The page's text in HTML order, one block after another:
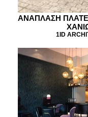
ΑΝΑΠΛΑΣΗ
1ID